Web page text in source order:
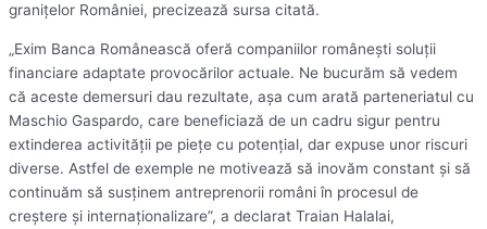
graniţelor României, precizează sursa citată.
„Exim Banca Românească oferă companiilor româneşti soluţii
financiare adaptate provocărilor actuale. Ne bucurăm să vedem
că aceste demersuri dau rezultate, aşa cum arată parteneriatul cu
Maschio Gaspardo, care beneficiază de un cadru sigur pentru
extinderea activităţii pe pieţe cu potenţial, dar expuse unor riscuri
diverse. Astfel de exemple ne motivează să inovăm constant şi să
continuăm să susţinem antreprenorii români în procesul de
creştere şi internaţionalizare”, a declarat Traian Halalai,